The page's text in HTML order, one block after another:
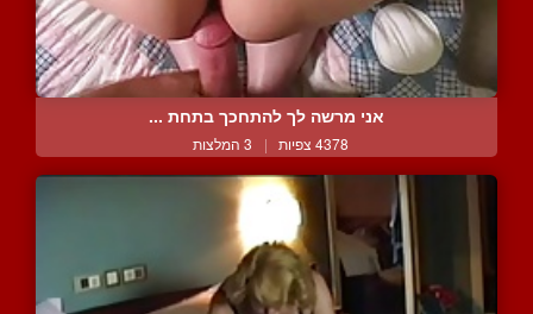
אני מרשה לך להתחכך בתחת ...
4378 צפיות | 3 המלצות